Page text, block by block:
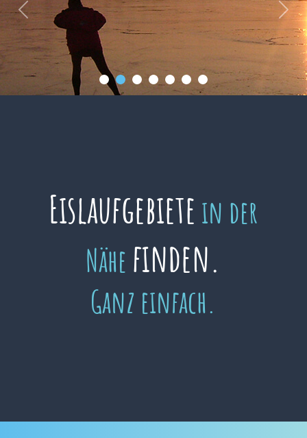
Previous Next
Eislaufgebiete in der
Nähe finden.
Ganz einfach.